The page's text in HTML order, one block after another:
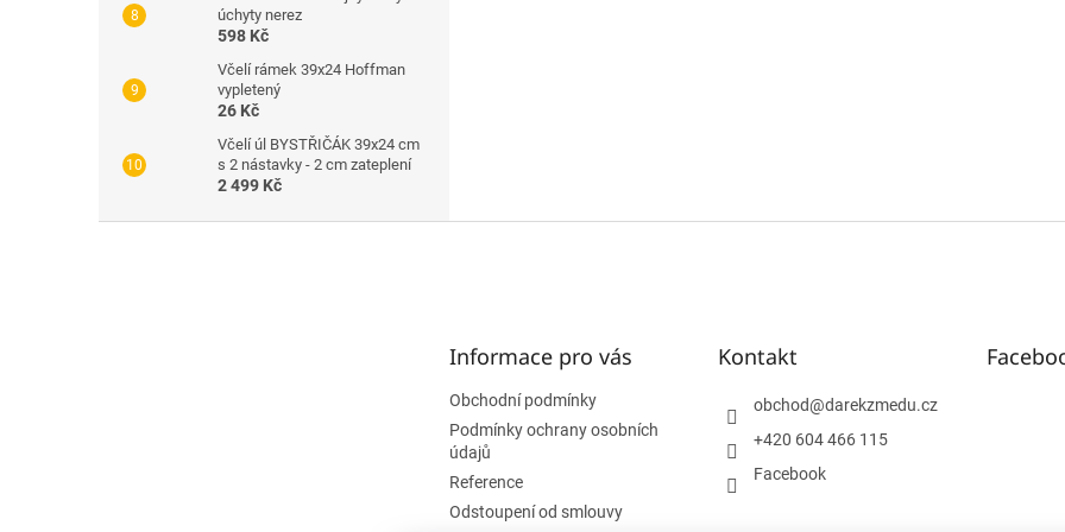
úchyty nerez
598 Kč
Včelí rámek 39x24 Hoffman
vypletený
26 Kč
Včelí úl BYSTŘIČÁK 39x24 cm
s 2 nástavky - 2 cm zateplení
2 499 Kč
Informace pro vás
Obchodní podmínky
Podmínky ochrany osobních
údajů
Reference
Odstoupení od smlouvy
Kontakt
obchod@darekzmedu.cz
+420 604 466 115
Facebook